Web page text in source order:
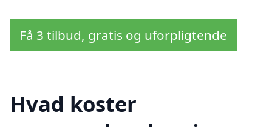
Få 3 tilbud, gratis og uforpligtende
Hvad koster